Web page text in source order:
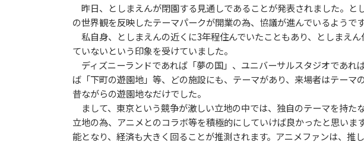
昨日、としまえんが閉園する見通しであることが発表されました。
の世界観を反映したテーマパークが開業の為、協議が進んでいるようです
私自身、としまえんの近くに3年程住んでいたこともあり、としまえ
ていないという印象を受けていました。
ディズニーランドであれば「夢の国」、ユニバーサルスタジオであ
ば「下町の遊園地」等、どの施設にも、テーマがあり、来場者はテーマ
昔ながらの遊園地なだけでした。
まして、東京という競争が激しい立地の中では、独自のテーマを持
立地の為、アニメとのコラボ等を積極的にしていけば良かったと思い
能となり、経済も大きく回ることが推測されます。アニメファンは、推